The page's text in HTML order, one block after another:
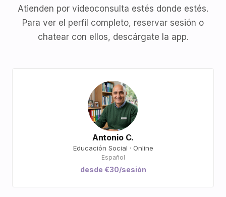
Atienden por videoconsulta estés donde estés.
Para ver el perfil completo, reservar sesión o
chatear con ellos, descárgate la app.
Antonio C.
Educación Social · Online
Español
desde €30/sesión